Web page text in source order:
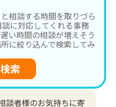
相談する時間を取りづら
に対応してくれる事務
い時間の相談が増えそう
に絞り込んで検索してみ
索
談者様のお気持ちに寄